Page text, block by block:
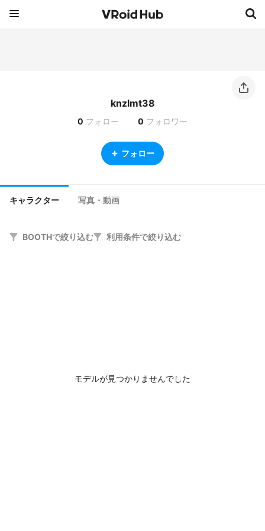
knzlmt38
0 フォロー 0 フォロワー
フォロー
キャラクター 写真・動画
BOOTHで絞り込む 利用条件で絞り込む
モデルが見つかりませんでした